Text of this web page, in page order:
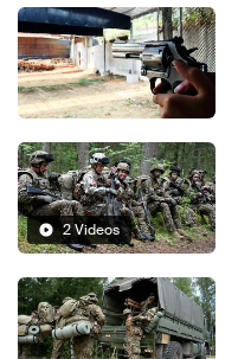
2 Videos